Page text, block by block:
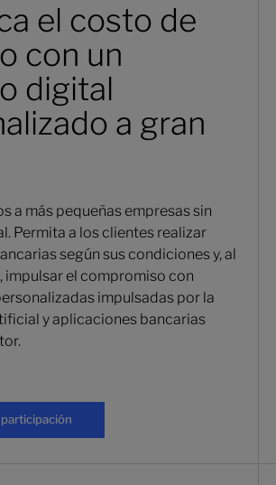
el costo de
con un
digital
a gran
a más pequeñas empresas sin
Permita a los clientes realizar
según sus condiciones y, al
impulsar el compromiso con
impulsadas por la
y aplicaciones bancarias